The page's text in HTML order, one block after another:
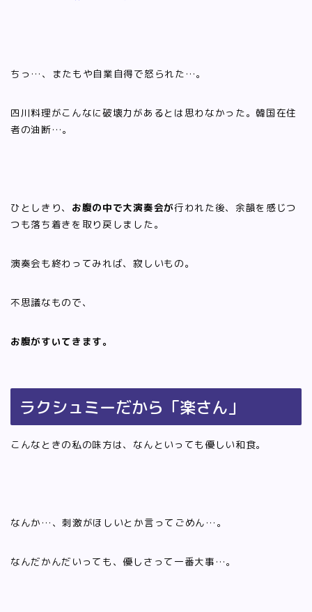
ちっ…、またもや自業自得で怒られた…。
四川料理がこんなに破壊力があるとは思わなかった。韓国在住
者の油断…。
ひとしきり、 お腹の中で大演奏会が行われた後、余韻を感じつ
つも落ち着きを取り戻しました。
演奏会も終わってみれば、寂しいもの。
不思議なもので、
お腹がすいてきます。
ラクシュミーだから「楽さん」
こんなときの私の味方は、なんといっても優しい和食。
なんか…、刺激がほしいとか言ってごめん…。
なんだかんだいっても、優しさって一番大事…。